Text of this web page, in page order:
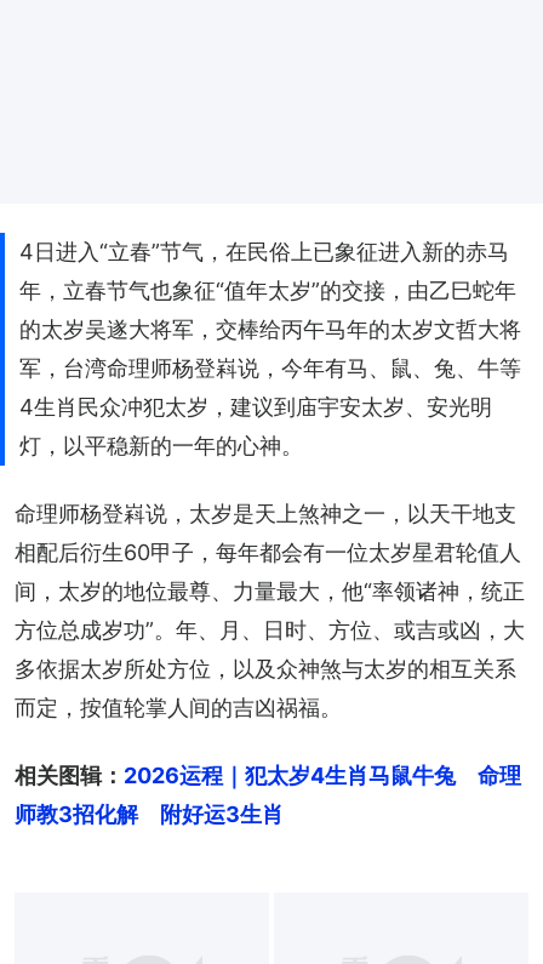
4日进入“立春”节气，在民俗上已象征进入新的赤马
年，立春节气也象征“值年太岁”的交接，由乙巳蛇年
的太岁吴遂大将军，交棒给丙午马年的太岁文哲大将
军，台湾命理师杨登嵙说，今年有马、鼠、兔、牛等
4生肖民众冲犯太岁，建议到庙宇安太岁、安光明
灯，以平稳新的一年的心神。
命理师杨登嵙说，太岁是天上煞神之一，以天干地支
相配后衍生60甲子，每年都会有一位太岁星君轮值人
间，太岁的地位最尊、力量最大，他“率领诸神，统正
方位总成岁功”。年、月、日时、方位、或吉或凶，大
多依据太岁所处方位，以及众神煞与太岁的相互关系
而定，按值轮掌人间的吉凶祸福。
相关图辑： 2026运程｜犯太岁4生肖马鼠牛兔　命理
师教3招化解　附好运3生肖